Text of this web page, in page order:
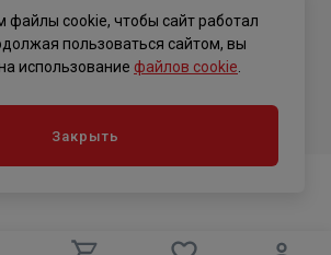
конфиденциальности
файлы cookie, чтобы сайт работал
пользоваться сайтом, вы
использование файлов cookie
Закрыть